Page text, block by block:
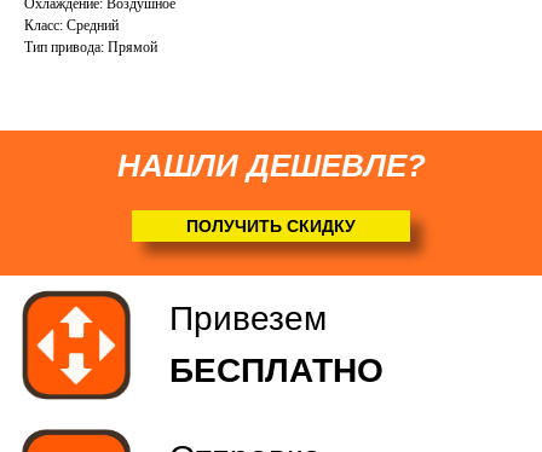
Охлаждение: Воздушное
Класс: Средний
Тип привода: Прямой
НАШЛИ ДЕШЕВЛЕ?
ПОЛУЧИТЬ СКИДКУ